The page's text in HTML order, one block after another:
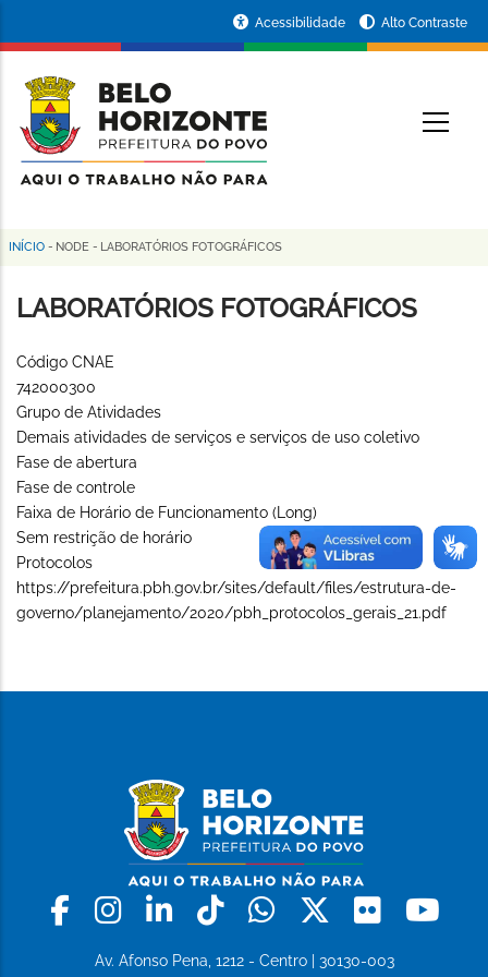
conteúdo
principal
da
Prefeitura
de
Horizonte
Acessibilidade Alto Contraste
Trilha
de
INÍCIO - NODE - LABORATÓRIOS FOTOGRÁFICOS
LABORATÓRIOS FOTOGRÁFICOS
Código CNAE
742000300
Grupo de Atividades
Demais atividades de serviços e serviços de uso coletivo
Fase de abertura
Fase de controle
Faixa de Horário de Funcionamento (Long)
Sem restrição de horário
Protocolos
https://prefeitura.pbh.gov.br/sites/default/files/estrutura-de-
governo/planejamento/2020/pbh_protocolos_gerais_21.pdf
Facebook
Instagram
LinkedinTiktokWhatsapp
X Flickr
Av. Afonso Pena, 1212 - Centro | 30130-003